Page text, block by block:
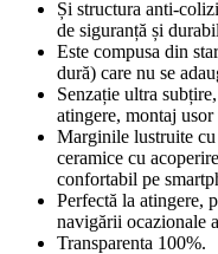
Și structura anti-
de siguranță și
Este compusa din
dură) care nu se
Senzație ultra
atingere, montaj usor
Marginile lustruite
ceramice cu
confortabil pe
Perfectă la atingere,
navigării ocazionale
Transparenta 100%.